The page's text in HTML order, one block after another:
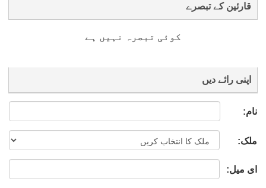
قارئین کے تبصرے
کوئی تبصرہ نہیں ہے
اپنی رائے دیں
نام:
ملک:
ای میل: